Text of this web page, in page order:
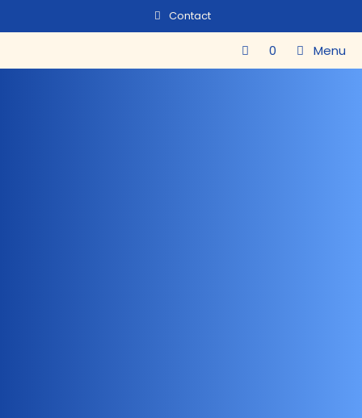
Contact
0 Menu